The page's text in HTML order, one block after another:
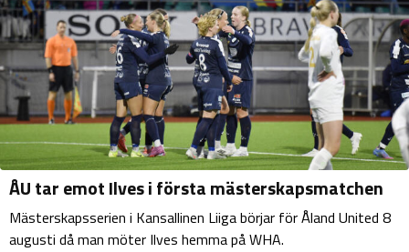
ÅU tar emot Ilves i första mästerskapsmatchen
Mästerskapsserien i Kansallinen Liiga börjar för Åland United 8
augusti då man möter Ilves hemma på WHA.